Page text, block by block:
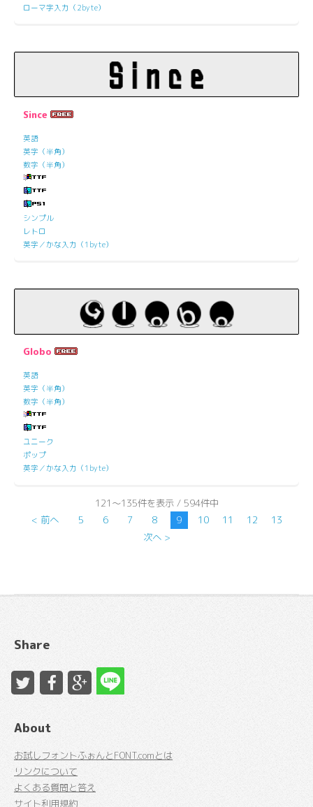
ローマ字入力（2byte）
Since
英語
英字（半角）
数字（半角）
シンプル
レトロ
英字／かな入力（1byte）
Globo
英語
英字（半角）
数字（半角）
ユニーク
ポップ
英字／かな入力（1byte）
121～135件を表示 / 594件中
< 前へ
5 6 7 8 9 10 11 12
13
次へ >
Share
About
お試しフォントふぉんとFONT.comとは
リンクについて
よくある質問と答え
サイト利用規約